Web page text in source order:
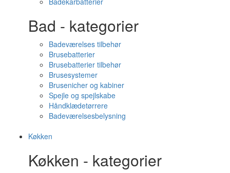
Bad - kategorier
Badeværelses tilbehør
Brusebatterier
Brusebatterier tilbehør
Brusesystemer
Brusenicher og kabiner
Spejle og spejlskabe
Håndklædetørrere
Badeværelsesbelysning
Køkken
Køkken - kategorier